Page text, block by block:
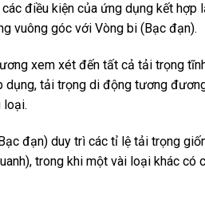
điều kiện của ứng dụng kết hợp
vuông góc với Vòng bi (Bạc đạn).
xem xét đến tất cả tải trọng
tải trọng di động tương
loại.
đạn) duy trì các tỉ lệ tải trọng
trong khi một vài loại khác